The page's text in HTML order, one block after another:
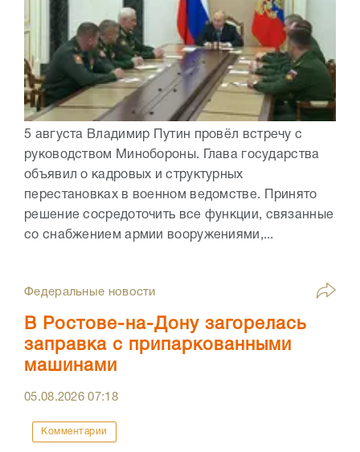
5 августа Владимир Путин провёл встречу с
руководством Минобороны. Глава государства
объявил о кадровых и структурных
перестановках в военном ведомстве. Принято
решение сосредоточить все функции, связанные
со снабжением армии вооружениями,...
Федеральные новости
В Ростове-на-Дону загорелась
заправка с припаркованными
машинами
05.08.202607:18
Комментарии